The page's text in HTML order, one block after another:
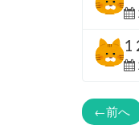
1
←前へ